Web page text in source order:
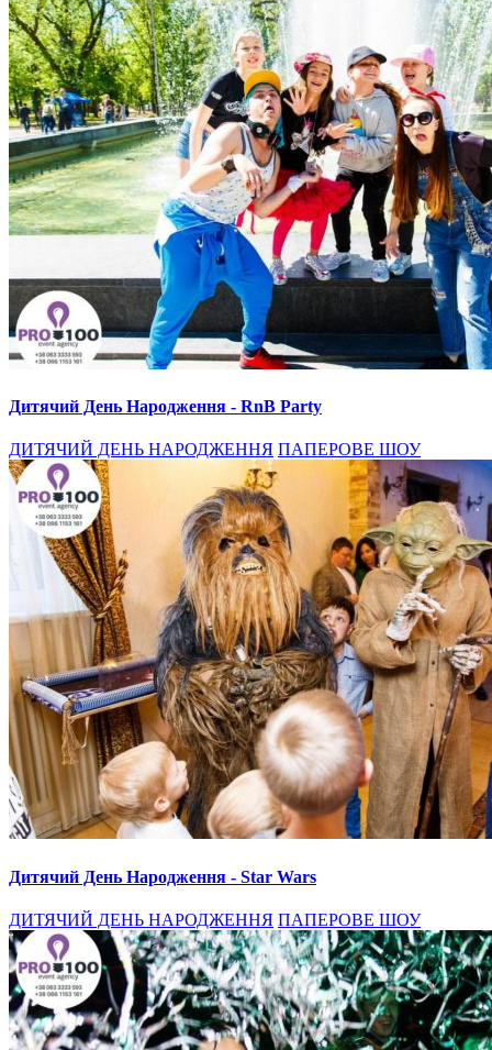
Дитячий День Народження - RnB Party
ДИТЯЧИЙ ДЕНЬ НАРОДЖЕННЯ ПАПЕРОВЕ ШОУ
Дитячий День Народження - Star Wars
ДИТЯЧИЙ ДЕНЬ НАРОДЖЕННЯ ПАПЕРОВЕ ШОУ